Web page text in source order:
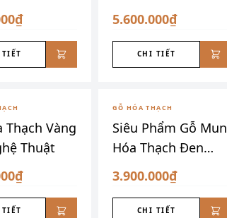
5.600.000₫
CHI TIẾT
Thạch Vàng
Thuật
GỖ HÓA THẠCH
Siêu Phẩm Gỗ Mun
Hóa Thạch Đen
Tuyền Đẳng Cấp
3.900.000₫
CHI TIẾT